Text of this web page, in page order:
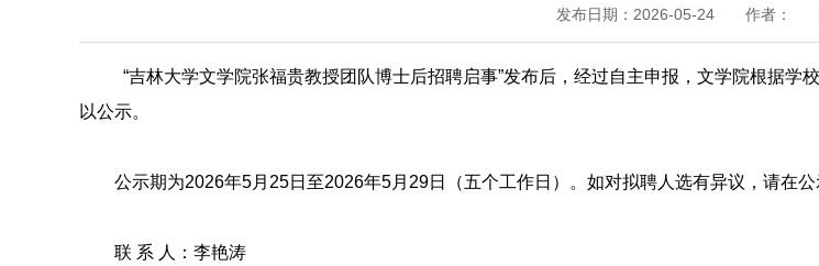
发布日期：2026-05-24 作者：
“吉林大学文学院张福贵教授团队博士后招聘启事”发布后，经过自主申报，文学院根据
以公示。
公示期为2026年5月25日至2026年5月29日（五个工作日）。如对拟聘人选有异议，请在
联 系 人：李艳涛